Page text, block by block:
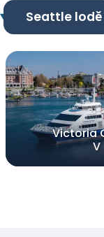
Seattle lodě
Victoria
V